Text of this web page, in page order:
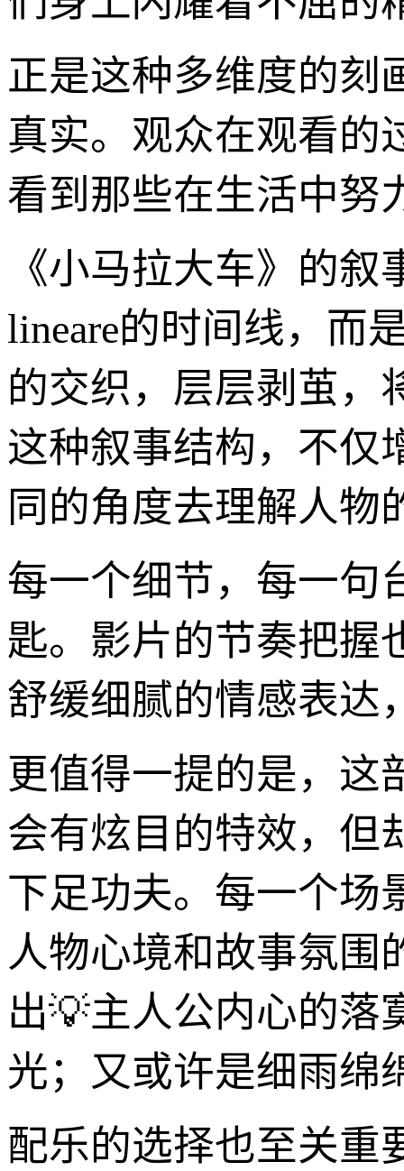
正是这种多维度的刻
真实。观众在观看的
看到那些在生活中努
《小马拉大车》的
lineare的时间线，而
的交织，层层剥茧，
这种叙事结构，不仅
同的角度去理解人物
每一个细节，每一句
匙。影片的节奏把握
舒缓细腻的情感表达
更值得一提的是，这
会有炫目的特效，但
下足功夫。每一个场
人物心境和故事氛围
出💡主人公内心的落
光；又或许是细雨绵
配乐的选择也至关重